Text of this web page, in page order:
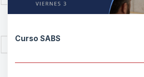
Curso SABS